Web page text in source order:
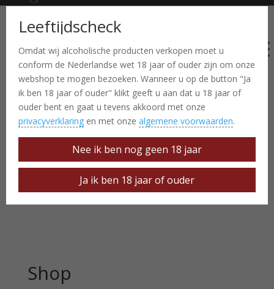
Shop
Leeftijdscheck
Omdat wij alcoholische producten verkopen moet u
conform de Nederlandse wet 18 jaar of ouder zijn om onze
webshop te mogen bezoeken. Wanneer u op de button "Ja
ik ben 18 jaar of ouder" klikt geeft u aan dat u 18 jaar of
ouder bent en gaat u tevens akkoord met onze
privacyverklaring en met onze algemene voorwaarden.
Nee ik ben nog geen 18 jaar
Ja ik ben 18 jaar of ouder